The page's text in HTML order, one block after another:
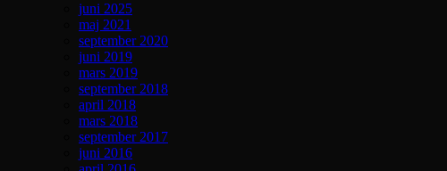
juni 2025
maj 2021
september 2020
juni 2019
mars 2019
september 2018
april 2018
mars 2018
september 2017
juni 2016